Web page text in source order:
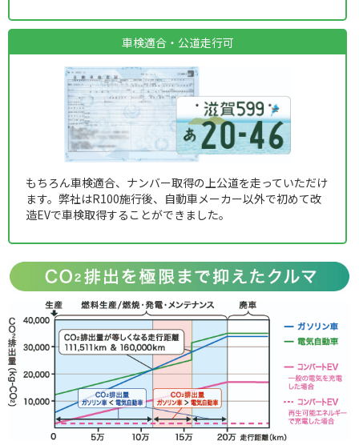
車検適合・公道走行可
もちろん車検適合、ナンバー取得の上公道を走っていただけ
ます。弊社はR100施行後、自動車メーカー以外で初めて改
造EVで車検取得することができました。